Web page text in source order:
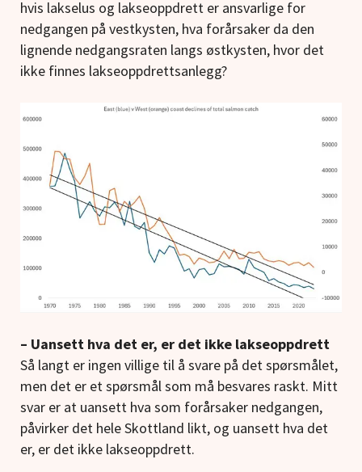
hvis lakselus og lakseoppdrett er ansvarlige for
nedgangen på vestkysten, hva forårsaker da den
lignende nedgangsraten langs østkysten, hvor det
ikke finnes lakseoppdrettsanlegg?
– Uansett hva det er, er det ikke lakseoppdrett
Så langt er ingen villige til å svare på det spørsmålet,
men det er et spørsmål som må besvares raskt. Mitt
svar er at uansett hva som forårsaker nedgangen,
påvirker det hele Skottland likt, og uansett hva det
er, er det ikke lakseoppdrett.